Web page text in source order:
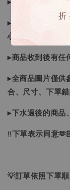
▸如遇缺斷貨情形
▸商品皆由日本、
心購買唷！
▸商品收到後有任
▸全商品圖片僅供
合、尺寸、下單
▸下水過後的商品
‼下單表示同意
💡訂單依照下單順